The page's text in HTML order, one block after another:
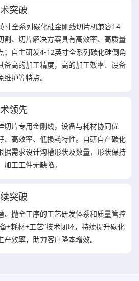
突破
寸全系列碳化硅金刚线切片机兼容14
割、切片解决方案具有高效率、高质量
；自主研发4-12英寸全系列碳化硅倒角
备高的加工精度，高的加工效率、设备
护等特点。
领先
切片专用金刚线，设备与耗材协同优
、高效率、低损耗特性。自研自产碳化
据需求设计沟槽形状及数量，形状保持
工工件无缺陷。
突破
、抛全工序的工艺研发体系和质量管控
+耗材+工艺”技术闭环，持续提升碳化
效率，助力客户降本增效。